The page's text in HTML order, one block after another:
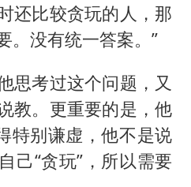
还比较贪玩的人，那
。没有统一答案。”
思考过这个问题，又
教。更重要的是，他
特别谦虚，他不是说
己“贪玩”，所以需要